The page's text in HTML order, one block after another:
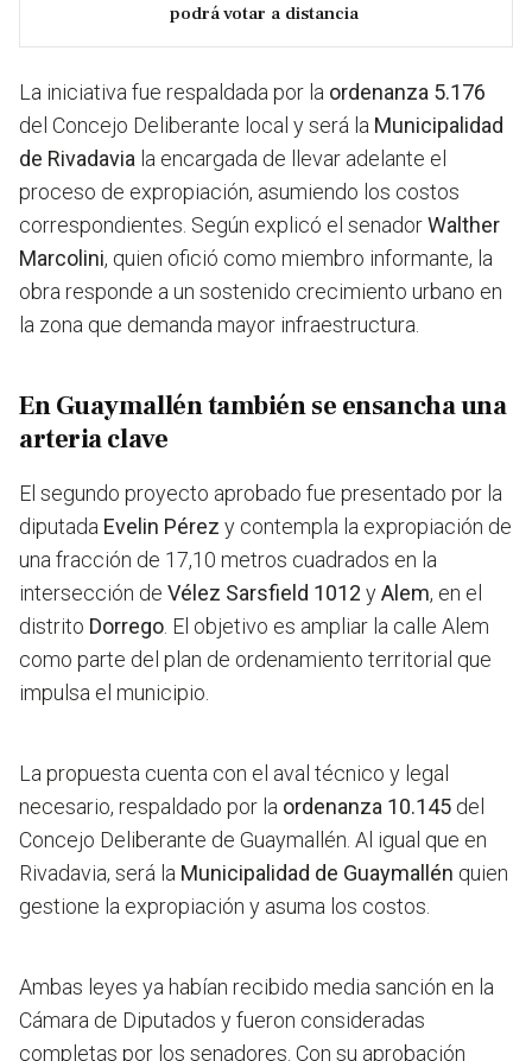
podrá votar a distancia
La iniciativa fue respaldada por la ordenanza 5.176
del Concejo Deliberante local y será la Municipalidad
de Rivadavia la encargada de llevar adelante el
proceso de expropiación, asumiendo los costos
correspondientes. Según explicó el senadorWalther
Marcolini, quien ofició como miembro informante, la
obra responde a un sostenido crecimiento urbano en
la zona que demanda mayor infraestructura.
En Guaymallén también se ensancha una
arteria clave
El segundo proyecto aprobado fue presentado por la
diputada Evelin Pérez y contempla la expropiación de
una fracción de 17,10 metros cuadrados en la
intersección de Vélez Sarsfield 1012 yAlem, en el
distrito Dorrego . El objetivo es ampliar la calle Alem
como parte del plan de ordenamiento territorial que
impulsa el municipio.
La propuesta cuenta con el aval técnico y legal
necesario, respaldado por la ordenanza 10.145 del
Concejo Deliberante de Guaymallén. Al igual que en
Rivadavia, será la Municipalidad de Guaymallén quien
gestione la expropiación y asuma los costos.
Ambas leyes ya habían recibido media sanción en la
Cámara de Diputados y fueron consideradas
completas por los senadores. Con su aprobación